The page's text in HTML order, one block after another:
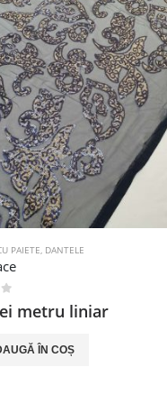
PAIETE, DANTELE
metru liniar
ÎN COȘ